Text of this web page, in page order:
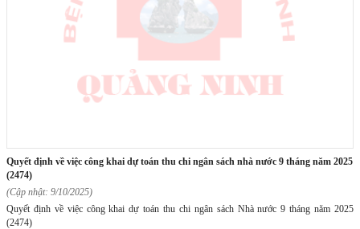
quyết định về việc công khai dự toán thu chi ngân sách nhà nước 9 tháng năm 2025
(2474)
(Cập nhật: 9/10/2025)
Quyết định về việc công khai dự toán thu chi ngân sách Nhà nước 9 tháng năm 2025
(2474)